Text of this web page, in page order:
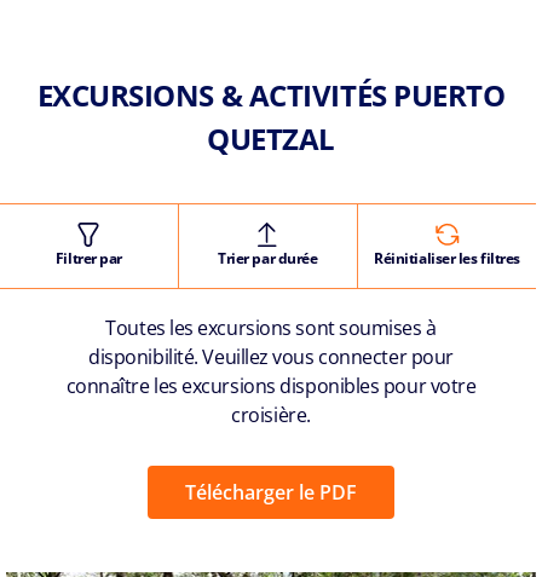
EXCURSIONS & ACTIVITÉS PUERTO
QUETZAL
Filtrer par Trier par durée Réinitialiser les filtres
Toutes les excursions sont soumises à
disponibilité. Veuillez vous connecter pour
connaître les excursions disponibles pour votre
croisière.
Télécharger le PDF